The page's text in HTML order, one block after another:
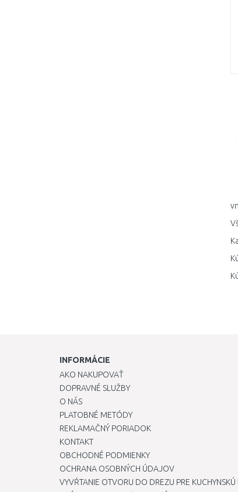
INFORMÁCIE
AKO NAKUPOVAŤ
DOPRAVNÉ SLUŽBY
O NÁS
PLATOBNÉ METÓDY
REKLAMAČNÝ PORIADOK
KONTAKT
OBCHODNÉ PODMIENKY
OCHRANA OSOBNÝCH ÚDAJOV
VYVŔTANIE OTVORU DO DREZU PRE KUCHYNSKÚ